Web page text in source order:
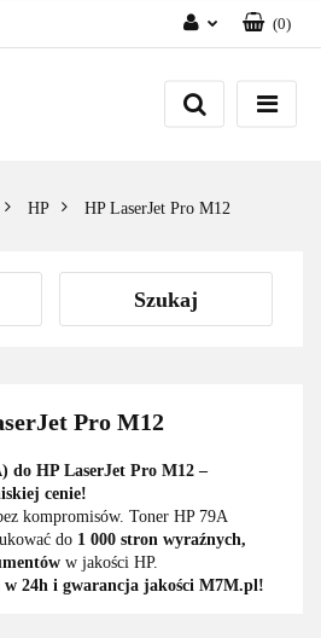
Zaloguj się
Załóż konto
(0)
HP HP LaserJet Pro M12
Szukaj
Pro M12
do HP LaserJet Pro M12 –
cenie!
kompromisów. Toner HP 79A
do 1 000 stron wyraźnych,
w jakości HP.
w 24h i gwarancja jakości M7M.pl!